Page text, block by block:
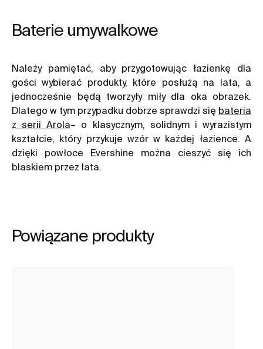
Baterie umywalkowe
Należy pamiętać, aby przygotowując łazienkę dla
gości wybierać produkty, które posłużą na lata, a
jednocześnie będą tworzyły miły dla oka obrazek.
Dlatego w tym przypadku dobrze sprawdzi się bateria
z serii Arola– o klasycznym, solidnym i wyrazistym
kształcie, który przykuje wzór w każdej łazience. A
dzięki powłoce Evershine można cieszyć się ich
blaskiem przez lata.
Powiązane produkty